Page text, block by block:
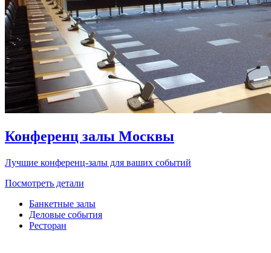
Конференц залы Москвы
Лучшие конференц-залы для ваших событий
Посмотреть детали
Банкетные залы
Деловые события
Ресторан